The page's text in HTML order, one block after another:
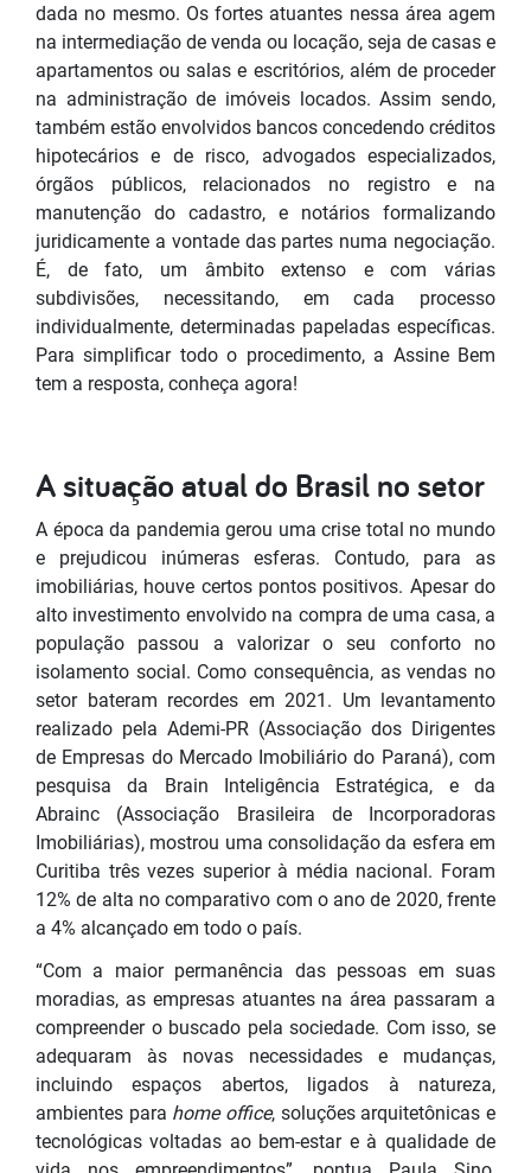
dada no mesmo. Os fortes atuantes nessa área agem
na intermediação de venda ou locação, seja de casas e
apartamentos ou salas e escritórios, além de proceder
na administração de imóveis locados. Assim sendo,
também estão envolvidos bancos concedendo créditos
hipotecários e de risco, advogados especializados,
órgãos públicos, relacionados no registro e na
manutenção do cadastro, e notários formalizando
juridicamente a vontade das partes numa negociação.
É, de fato, um âmbito extenso e com várias
subdivisões, necessitando, em cada processo
individualmente, determinadas papeladas específicas.
Para simplificar todo o procedimento, a Assine Bem
tem a resposta, conheça agora!
A situação atual do Brasil no setor
A época da pandemia gerou uma crise total no mundo
e prejudicou inúmeras esferas. Contudo, para as
imobiliárias, houve certos pontos positivos. Apesar do
alto investimento envolvido na compra de uma casa, a
população passou a valorizar o seu conforto no
isolamento social. Como consequência, as vendas no
setor bateram recordes em 2021. Um levantamento
realizado pela Ademi-PR (Associação dos Dirigentes
de Empresas do Mercado Imobiliário do Paraná), com
pesquisa da Brain Inteligência Estratégica, e da
Abrainc (Associação Brasileira de Incorporadoras
Imobiliárias), mostrou uma consolidação da esfera em
Curitiba três vezes superior à média nacional. Foram
12% de alta no comparativo com o ano de 2020, frente
a 4% alcançado em todo o país.
“Com a maior permanência das pessoas em suas
moradias, as empresas atuantes na área passaram a
compreender o buscado pela sociedade. Com isso, se
adequaram às novas necessidades e mudanças,
incluindo espaços abertos, ligados à natureza,
ambientes para home office, soluções arquitetônicas e
tecnológicas voltadas ao bem-estar e à qualidade de